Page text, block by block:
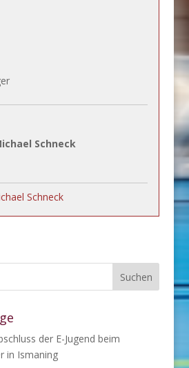
Schneck
Schneck
der E-Jugend beim
in Ismaning